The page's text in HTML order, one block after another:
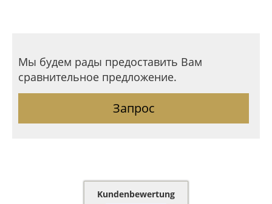
Мы будем рады предоставить Вам
сравнительное предложение.
Запрос
Kundenbewertung